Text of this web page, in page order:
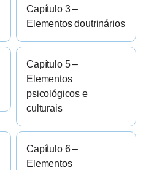
Capítulo 3 –
Elementos doutrinários
Capítulo 5 –
Elementos
psicológicos e
culturais
Capítulo 6 –
Elementos